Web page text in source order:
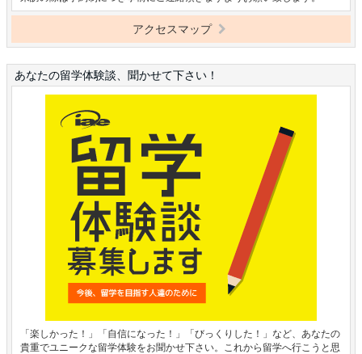
アクセスマップ
あなたの留学体験談、聞かせて下さい！
「楽しかった！」「自信になった！」「びっくりした！」など、あなたの
貴重でユニークな留学体験をお聞かせ下さい。これから留学へ行こうと思